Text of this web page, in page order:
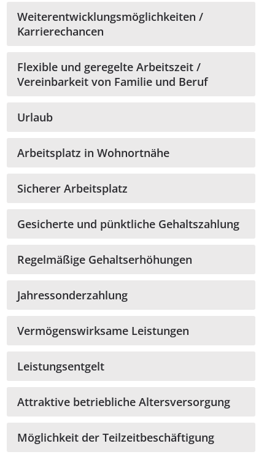
Weiterentwicklungsmöglichkeiten /
Karrierechancen
Flexible und geregelte Arbeitszeit /
Vereinbarkeit von Familie und Beruf
Urlaub
Arbeitsplatz in Wohnortnähe
Sicherer Arbeitsplatz
Gesicherte und pünktliche Gehaltszahlung
Regelmäßige Gehaltserhöhungen
Jahressonderzahlung
Vermögenswirksame Leistungen
Leistungsentgelt
Attraktive betriebliche Altersversorgung
Möglichkeit der Teilzeitbeschäftigung